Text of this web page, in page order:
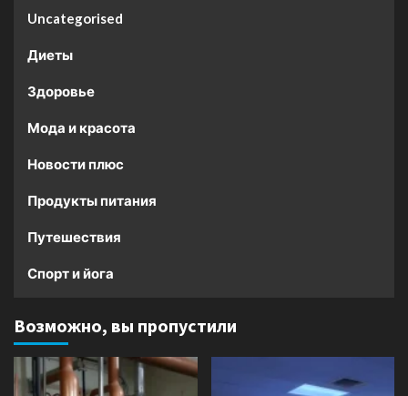
Uncategorised
Диеты
Здоровье
Мода и красота
Новости плюс
Продукты питания
Путешествия
Спорт и йога
Возможно, вы пропустили